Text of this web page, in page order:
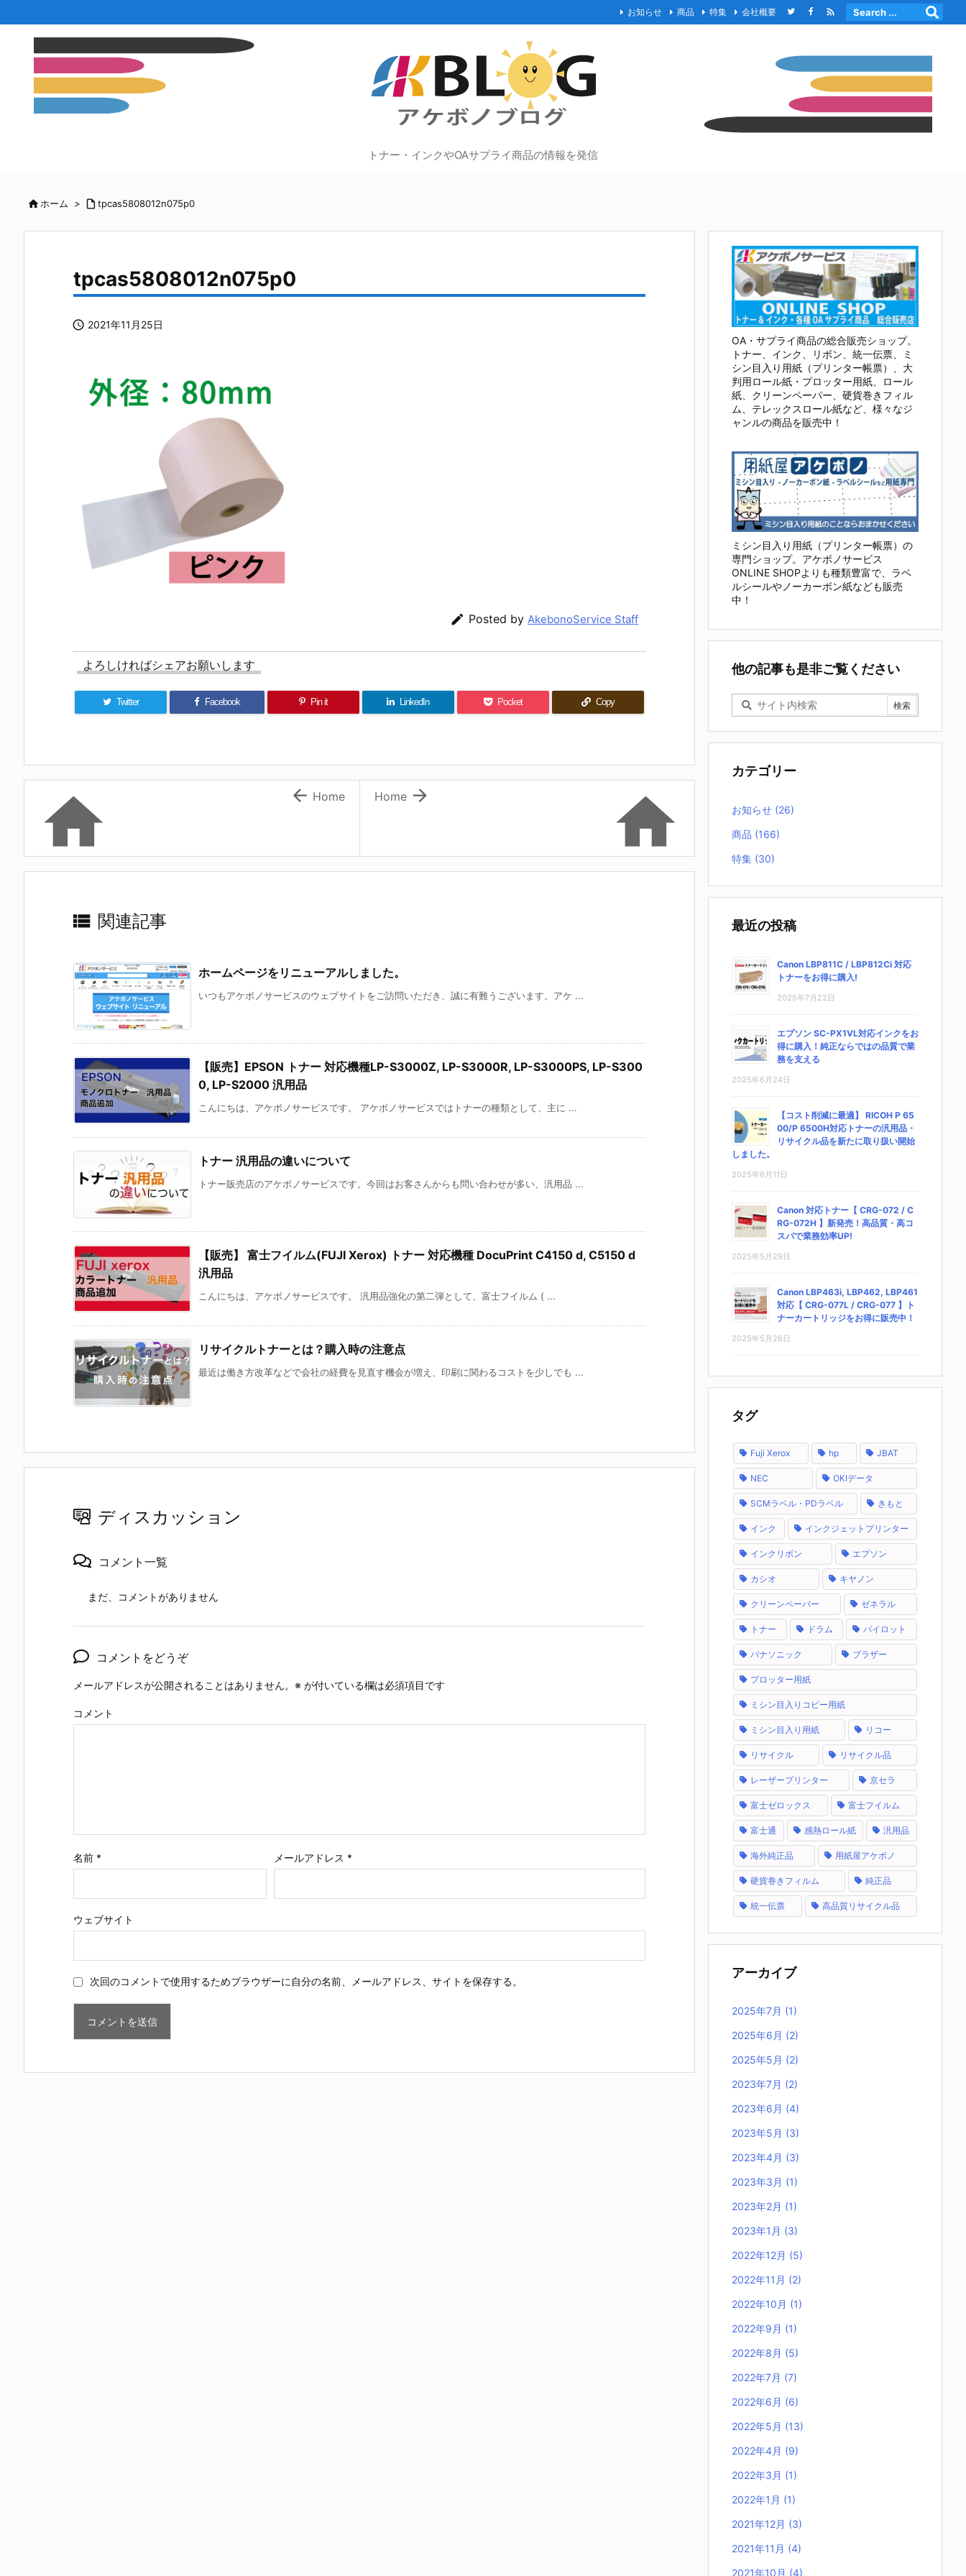
お知らせ 商品 特集 会社概要 
トナー・インクやOAサプライ商品の情報を発信
ホーム >  tpcas5808012n075p0
tpcas5808012n075p0
 2021年11月25日
 Posted by AkebonoService Staff
よろしければシェアお願いします
Twitter Facebook Pin it LinkedIn Pocket Copy


Home
  Home
 関連記事
ホームページをリニューアルしました。
いつもアケボノサービスのウェブサイトをご訪問いただき、誠に有難うございます。アケ ...
【販売】EPSON トナー 対応機種LP-S3000Z, LP-S3000R, LP-S3000PS, LP-S300
0, LP-S2000 汎用品
こんにちは、アケボノサービスです。 アケボノサービスではトナーの種類として、主に ...
トナー 汎用品の違いについて
トナー販売店のアケボノサービスです。今回はお客さんからも問い合わせが多い、汎用品 ...
【販売】 富士フイルム(FUJI Xerox) トナー 対応機種 DocuPrint C4150 d, C5150 d
汎用品
こんにちは、アケボノサービスです。 汎用品強化の第二弾として、富士フイルム ( ...
リサイクルトナーとは？購入時の注意点
最近は働き方改革などで会社の経費を見直す機会が増え、印刷に関わるコストを少しでも ...
ディスカッション
コメント一覧
まだ、コメントがありません
コメントをどうぞ
メールアドレスが公開されることはありません。 ※ が付いている欄は必須項目です
コメント
名前 * メールアドレス *
ウェブサイト
次回のコメントで使用するためブラウザーに自分の名前、メールアドレス、サイトを保存する。
OA・サプライ商品の総合販売ショップ。
トナー、インク、リボン、統一伝票、ミ
シン目入り用紙（プリンター帳票）、大
判用ロール紙・プロッター用紙、ロール
紙、クリーンペーパー、硬貨巻きフィル
ム、テレックスロール紙など、様々なジ
ャンルの商品を販売中！
ミシン目入り用紙（プリンター帳票）の
専門ショップ。アケボノサービス
ONLINE SHOPよりも種類豊富で、ラベ
ルシールやノーカーボン紙なども販売
中！
他の記事も是非ご覧ください
カテゴリー
お知らせ (26)
商品 (166)
特集 (30)
最近の投稿
Canon LBP811C / LBP812Ci 対応
トナーをお得に購入!
2025年7月22日
エプソン SC-PX1VL対応インクをお
得に購入！純正ならではの品質で業
務を支える
2025年6月24日
【コスト削減に最適】 RICOH P 65
00/P 6500H対応トナーの汎用品・
リサイクル品を新たに取り扱い開始
しました。
2025年6月11日
Canon 対応トナー【 CRG-072 / C
RG-072H 】新発売！高品質・高コ
スパで業務効率UP!
2025年5月29日
Canon LBP463i, LBP462, LBP461
対応【 CRG-077L / CRG-077 】ト
ナーカートリッジをお得に販売中！
2025年5月26日
タグ
Fuji Xerox hp JBAT
NEC OKIデータ
SCMラベル・PDラベル きもと
インク インクジェットプリンター
インクリボン エプソン
カシオ キヤノン
クリーンペーパー ゼネラル
トナー ドラム パイロット
パナソニック ブラザー
プロッター用紙
ミシン目入りコピー用紙
ミシン目入り用紙 リコー
リサイクル リサイクル品
レーザープリンター 京セラ
富士ゼロックス 富士フイルム
富士通 感熱ロール紙 汎用品
海外純正品 用紙屋アケボノ
硬貨巻きフィルム 純正品
統一伝票 高品質リサイクル品
アーカイブ
2025年7月 (1)
2025年6月 (2)
2025年5月 (2)
2023年7月 (2)
2023年6月 (4)
2023年5月 (3)
2023年4月 (3)
2023年3月 (1)
2023年2月 (1)
2023年1月 (3)
2022年12月 (5)
2022年11月 (2)
2022年10月 (1)
2022年9月 (1)
2022年8月 (5)
2022年7月 (7)
2022年6月 (6)
2022年5月 (13)
2022年4月 (9)
2022年3月 (1)
2022年1月 (1)
2021年12月 (3)
2021年11月 (4)
2021年10月 (4)